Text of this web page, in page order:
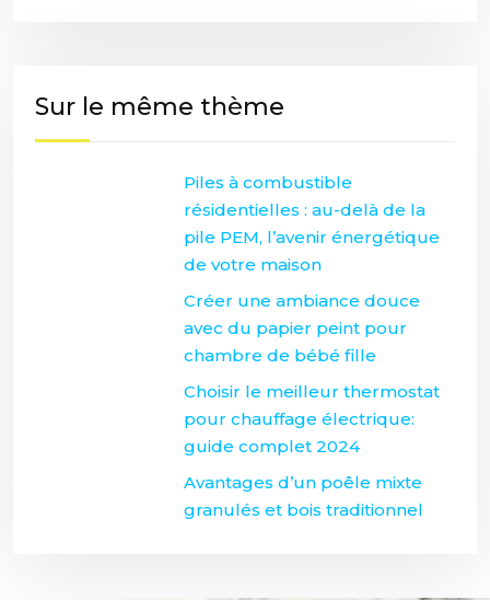
Sur le même thème
Piles à combustible
résidentielles : au-delà de la
pile PEM, l’avenir énergétique
de votre maison
Créer une ambiance douce
avec du papier peint pour
chambre de bébé fille
Choisir le meilleur thermostat
pour chauffage électrique:
guide complet 2024
Avantages d’un poêle mixte
granulés et bois traditionnel